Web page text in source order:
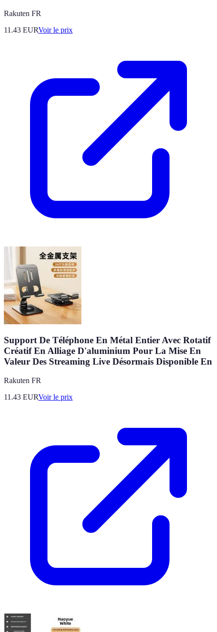
Rakuten FR
11.43 EURVoir le prix
Support De Téléphone En Métal Entier Avec Rotatif
Créatif En Alliage D'aluminium Pour La Mise En
Valeur Des Streaming Live Désormais Disponible En
Rakuten FR
11.43 EURVoir le prix